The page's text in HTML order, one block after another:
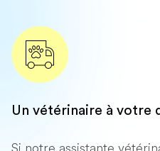
Un vétérinaire à votre